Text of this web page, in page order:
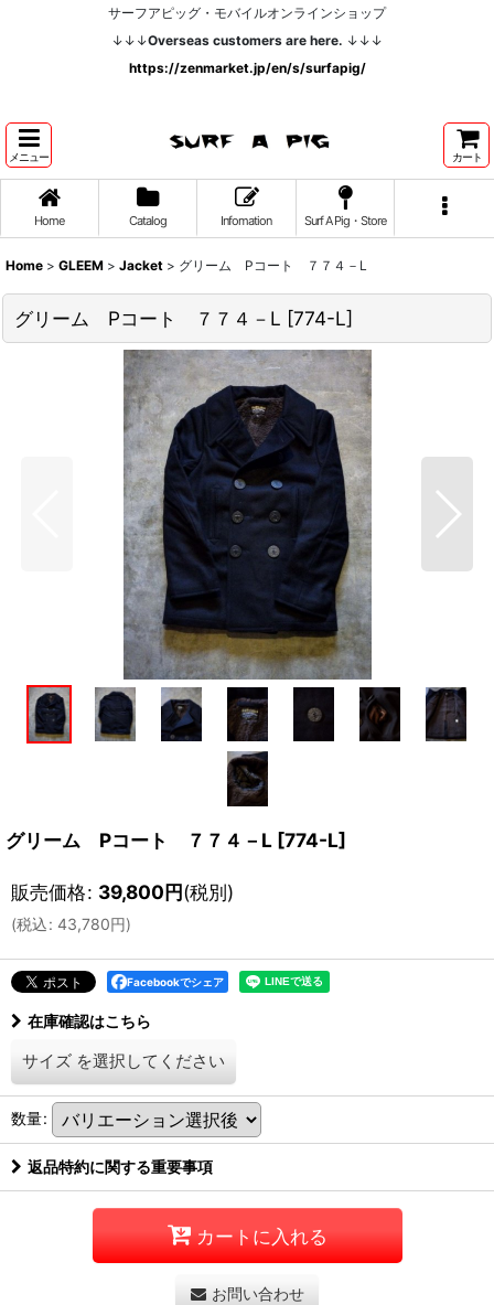
サーフアピッグ・モバイルオンラインショップ
↓↓↓Overseas customers are here. ↓↓↓
https://zenmarket.jp/en/s/surfapig/
メニュー カート
Home Catalog Infomation Surf A Pig・Store
Home > GLEEM > Jacket > グリーム Pコート ７７４－L
グリーム Pコート ７７４－L [774-L]
グリーム Pコート ７７４－L [774-L]
販売価格: 39,800円(税別)
(税込: 43,780円)
Facebookでシェア
在庫確認はこちら
サイズ を選択してください
数量:
返品特約に関する重要事項
カートに入れる
お問い合わせ